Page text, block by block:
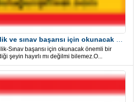
Sınav başarısı için okunacak önemli bir
şeyin hayırlı mı değilmi bilemez.O...